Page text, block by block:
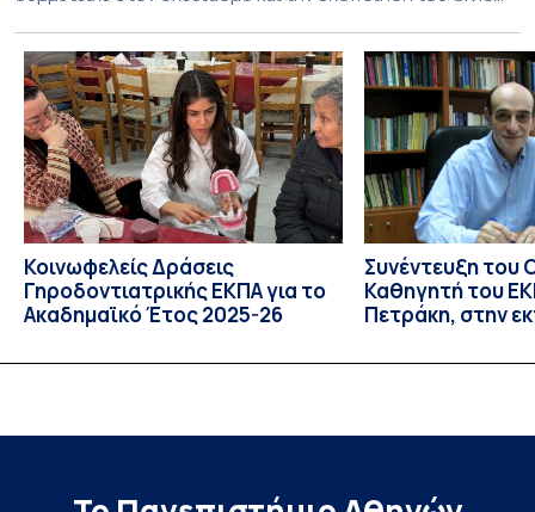
Libraries and Participatory Culture” (IMOTION), το οποίο
πραγματοποιήθηκε με διαδικτυακές και δια ζώσης
εκπαιδευτικές δράσεις από τις 3 Ιουνίου έως τις 10 Ιουλίου
2026. Το πρόγραμμα αποτελεί […]
Κοινωφελείς Δράσεις
Γηροδοντιατρικής ΕΚΠΑ για το
Ακαδημαϊκό Έτος 2025-26
Συνέντευξη του
Καθηγητή του
Πετράκη, στην